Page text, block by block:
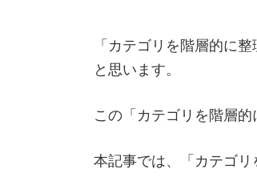
「カテゴリを階層的に
と思います。
この「カテゴリを階層
本記事では、「カテゴ